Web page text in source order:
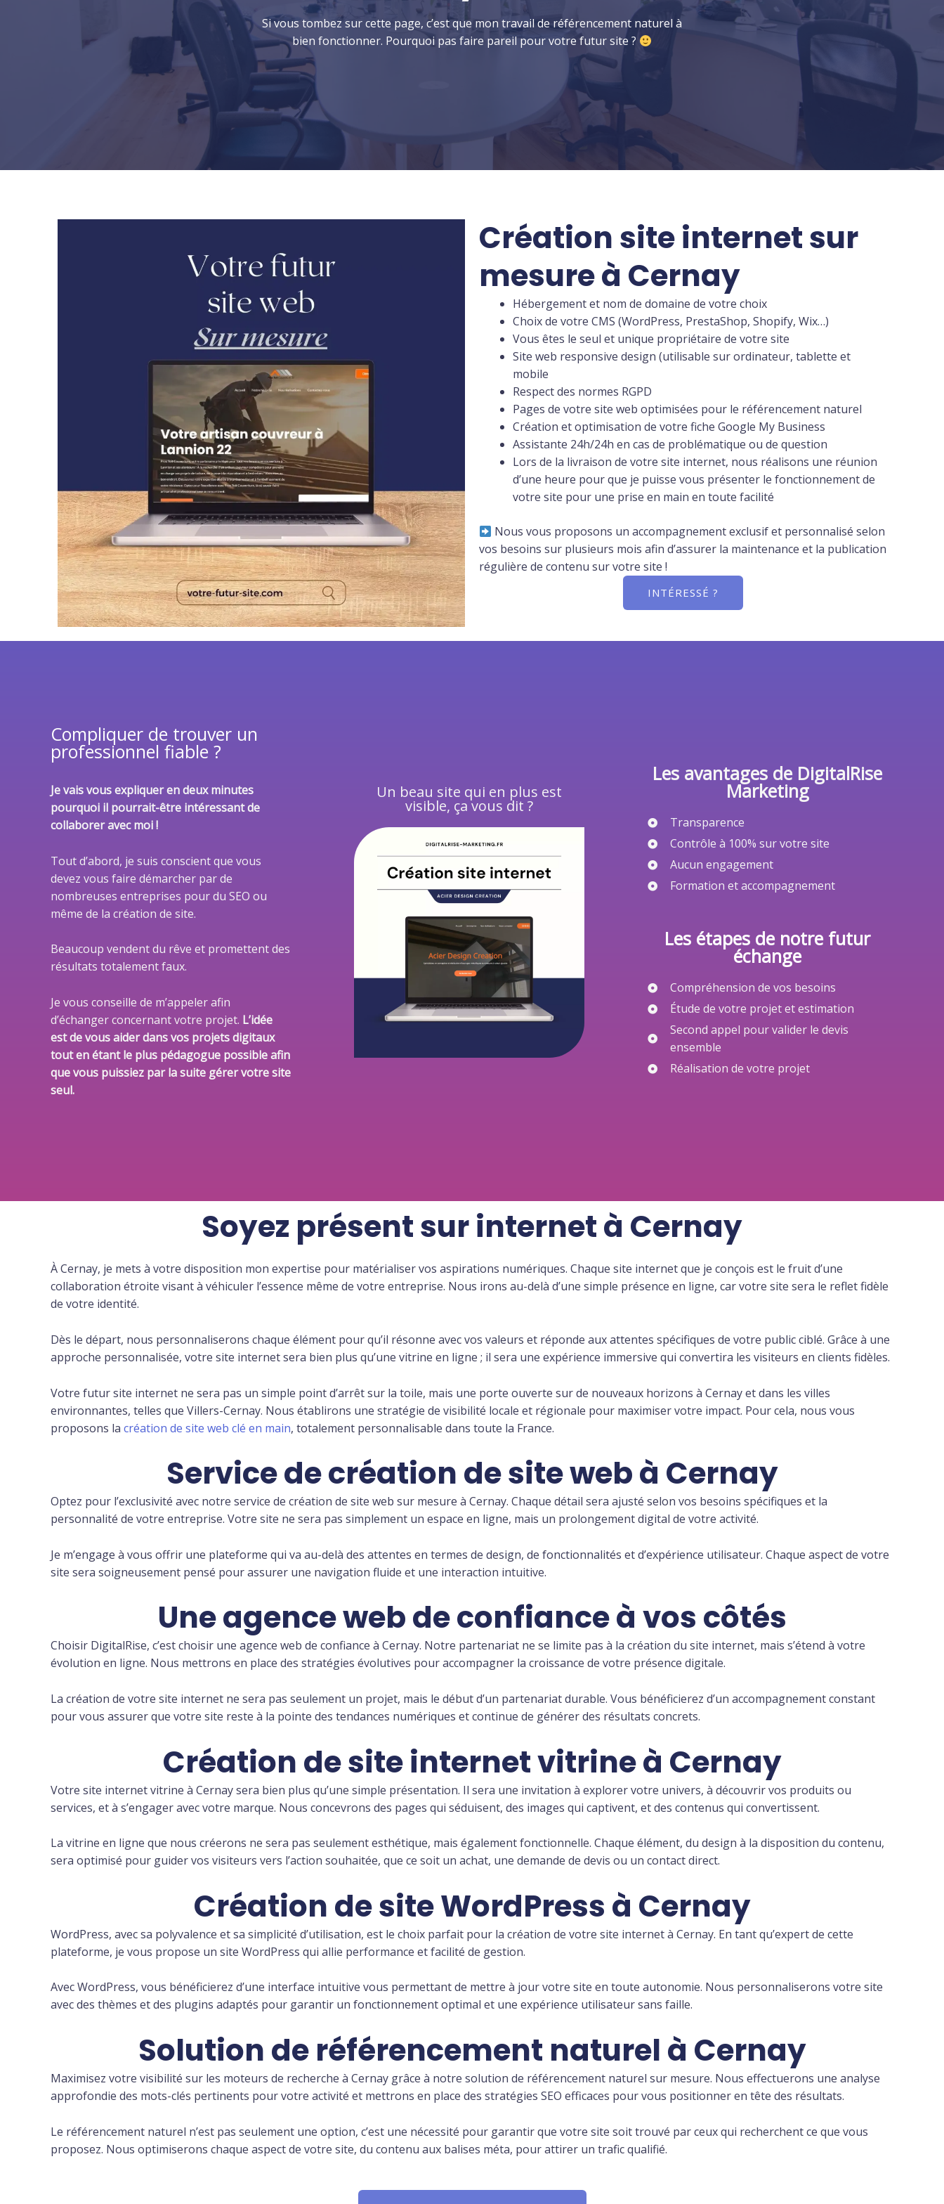
Si vous tombez sur cette page, c’est que mon travail de référencement naturel à
bien fonctionner. Pourquoi pas faire pareil pour votre futur site ?
Création site internet sur
mesure à Cernay
Hébergement et nom de domaine de votre choix
Choix de votre CMS (WordPress, PrestaShop, Shopify, Wix…)
Vous êtes le seul et unique propriétaire de votre site
Site web responsive design (utilisable sur ordinateur, tablette et
mobile
Respect des normes RGPD
Pages de votre site web optimisées pour le référencement naturel
Création et optimisation de votre fiche Google My Business
Assistante 24h/24h en cas de problématique ou de question
Lors de la livraison de votre site internet, nous réalisons une réunion
d’une heure pour que je puisse vous présenter le fonctionnement de
votre site pour une prise en main en toute facilité
Nous vous proposons un accompagnement exclusif et personnalisé selon
vos besoins sur plusieurs mois afin d’assurer la maintenance et la publication
régulière de contenu sur votre site !
INTÉRESSÉ ?
Compliquer de trouver un
professionnel fiable ?
Je vais vous expliquer en deux minutes
pourquoi il pourrait-être intéressant de
collaborer avec moi !
Tout d’abord, je suis conscient que vous
devez vous faire démarcher par de
nombreuses entreprises pour du SEO ou
même de la création de site.
Beaucoup vendent du rêve et promettent des
résultats totalement faux.
Je vous conseille de m’appeler afin
d’échanger concernant votre projet. L’idée
est de vous aider dans vos projets digitaux
tout en étant le plus pédagogue possible afin
que vous puissiez par la suite gérer votre site
seul.
Un beau site qui en plus est
visible, ça vous dit ?
Les avantages de DigitalRise
Marketing
Transparence
Contrôle à 100% sur votre site
Aucun engagement
Formation et accompagnement
Les étapes de notre futur
échange
Compréhension de vos besoins
Étude de votre projet et estimation
Second appel pour valider le devis
ensemble
Réalisation de votre projet
Soyez présent sur internet à Cernay
À Cernay, je mets à votre disposition mon expertise pour matérialiser vos aspirations numériques. Chaque site internet que je conçois est le fruit d’une
collaboration étroite visant à véhiculer l’essence même de votre entreprise. Nous irons au-delà d’une simple présence en ligne, car votre site sera le reflet fidèle
de votre identité.
Dès le départ, nous personnaliserons chaque élément pour qu’il résonne avec vos valeurs et réponde aux attentes spécifiques de votre public ciblé. Grâce à une
approche personnalisée, votre site internet sera bien plus qu’une vitrine en ligne ; il sera une expérience immersive qui convertira les visiteurs en clients fidèles.
Votre futur site internet ne sera pas un simple point d’arrêt sur la toile, mais une porte ouverte sur de nouveaux horizons à Cernay et dans les villes
environnantes, telles que Villers-Cernay. Nous établirons une stratégie de visibilité locale et régionale pour maximiser votre impact. Pour cela, nous vous
proposons la création de site web clé en main, totalement personnalisable dans toute la France.
Service de création de site web à Cernay
Optez pour l’exclusivité avec notre service de création de site web sur mesure à Cernay. Chaque détail sera ajusté selon vos besoins spécifiques et la
personnalité de votre entreprise. Votre site ne sera pas simplement un espace en ligne, mais un prolongement digital de votre activité.
Je m’engage à vous offrir une plateforme qui va au-delà des attentes en termes de design, de fonctionnalités et d’expérience utilisateur. Chaque aspect de votre
site sera soigneusement pensé pour assurer une navigation fluide et une interaction intuitive.
Une agence web de confiance à vos côtés
Choisir DigitalRise, c’est choisir une agence web de confiance à Cernay. Notre partenariat ne se limite pas à la création du site internet, mais s’étend à votre
évolution en ligne. Nous mettrons en place des stratégies évolutives pour accompagner la croissance de votre présence digitale.
La création de votre site internet ne sera pas seulement un projet, mais le début d’un partenariat durable. Vous bénéficierez d’un accompagnement constant
pour vous assurer que votre site reste à la pointe des tendances numériques et continue de générer des résultats concrets.
Création de site internet vitrine à Cernay
Votre site internet vitrine à Cernay sera bien plus qu’une simple présentation. Il sera une invitation à explorer votre univers, à découvrir vos produits ou
services, et à s’engager avec votre marque. Nous concevrons des pages qui séduisent, des images qui captivent, et des contenus qui convertissent.
La vitrine en ligne que nous créerons ne sera pas seulement esthétique, mais également fonctionnelle. Chaque élément, du design à la disposition du contenu,
sera optimisé pour guider vos visiteurs vers l’action souhaitée, que ce soit un achat, une demande de devis ou un contact direct.
Création de site WordPress à Cernay
WordPress, avec sa polyvalence et sa simplicité d’utilisation, est le choix parfait pour la création de votre site internet à Cernay. En tant qu’expert de cette
plateforme, je vous propose un site WordPress qui allie performance et facilité de gestion.
Avec WordPress, vous bénéficierez d’une interface intuitive vous permettant de mettre à jour votre site en toute autonomie. Nous personnaliserons votre site
avec des thèmes et des plugins adaptés pour garantir un fonctionnement optimal et une expérience utilisateur sans faille.
Solution de référencement naturel à Cernay
Maximisez votre visibilité sur les moteurs de recherche à Cernay grâce à notre solution de référencement naturel sur mesure. Nous effectuerons une analyse
approfondie des mots-clés pertinents pour votre activité et mettrons en place des stratégies SEO efficaces pour vous positionner en tête des résultats.
Le référencement naturel n’est pas seulement une option, c’est une nécessité pour garantir que votre site soit trouvé par ceux qui recherchent ce que vous
proposez. Nous optimiserons chaque aspect de votre site, du contenu aux balises méta, pour attirer un trafic qualifié.